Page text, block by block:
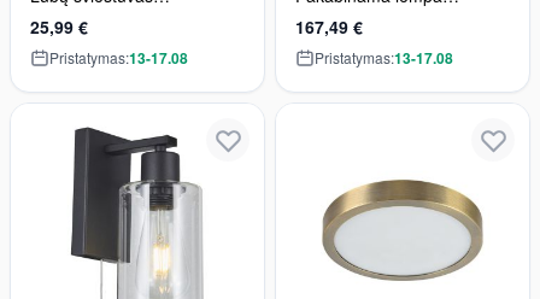
3x60W/E27 IP20
25,99 €
Pristatymas:13-17.08
1x100W/E27 IP20
167,49 €
Pristatymas:13-17.08